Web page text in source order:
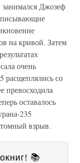
занимался Джозеф
на кривой. Затем
очень
расщеплялись со
превосходила
оставалось
235
взрыв.
📚